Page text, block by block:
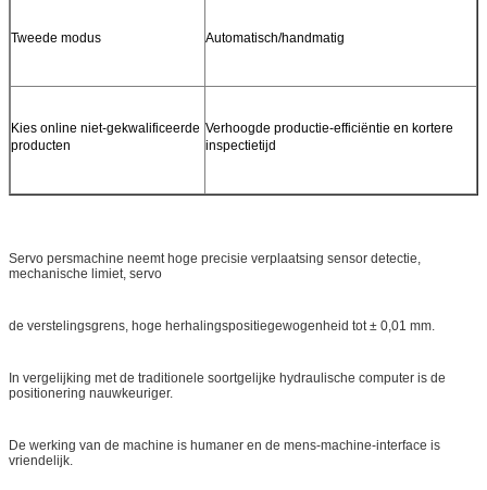
Tweede modus Automatisch/handmatig
Kies online niet-gekwalificeerde
producten
Verhoogde productie-efficiëntie en kortere
inspectietijd
Servo persmachine neemt hoge precisie verplaatsing sensor detectie,
mechanische limiet, servo
de verstelingsgrens, hoge herhalingspositiegewogenheid tot ± 0,01 mm.
In vergelijking met de traditionele soortgelijke hydraulische computer is de
positionering nauwkeuriger.
De werking van de machine is humaner en de mens-machine-interface is
vriendelijk.